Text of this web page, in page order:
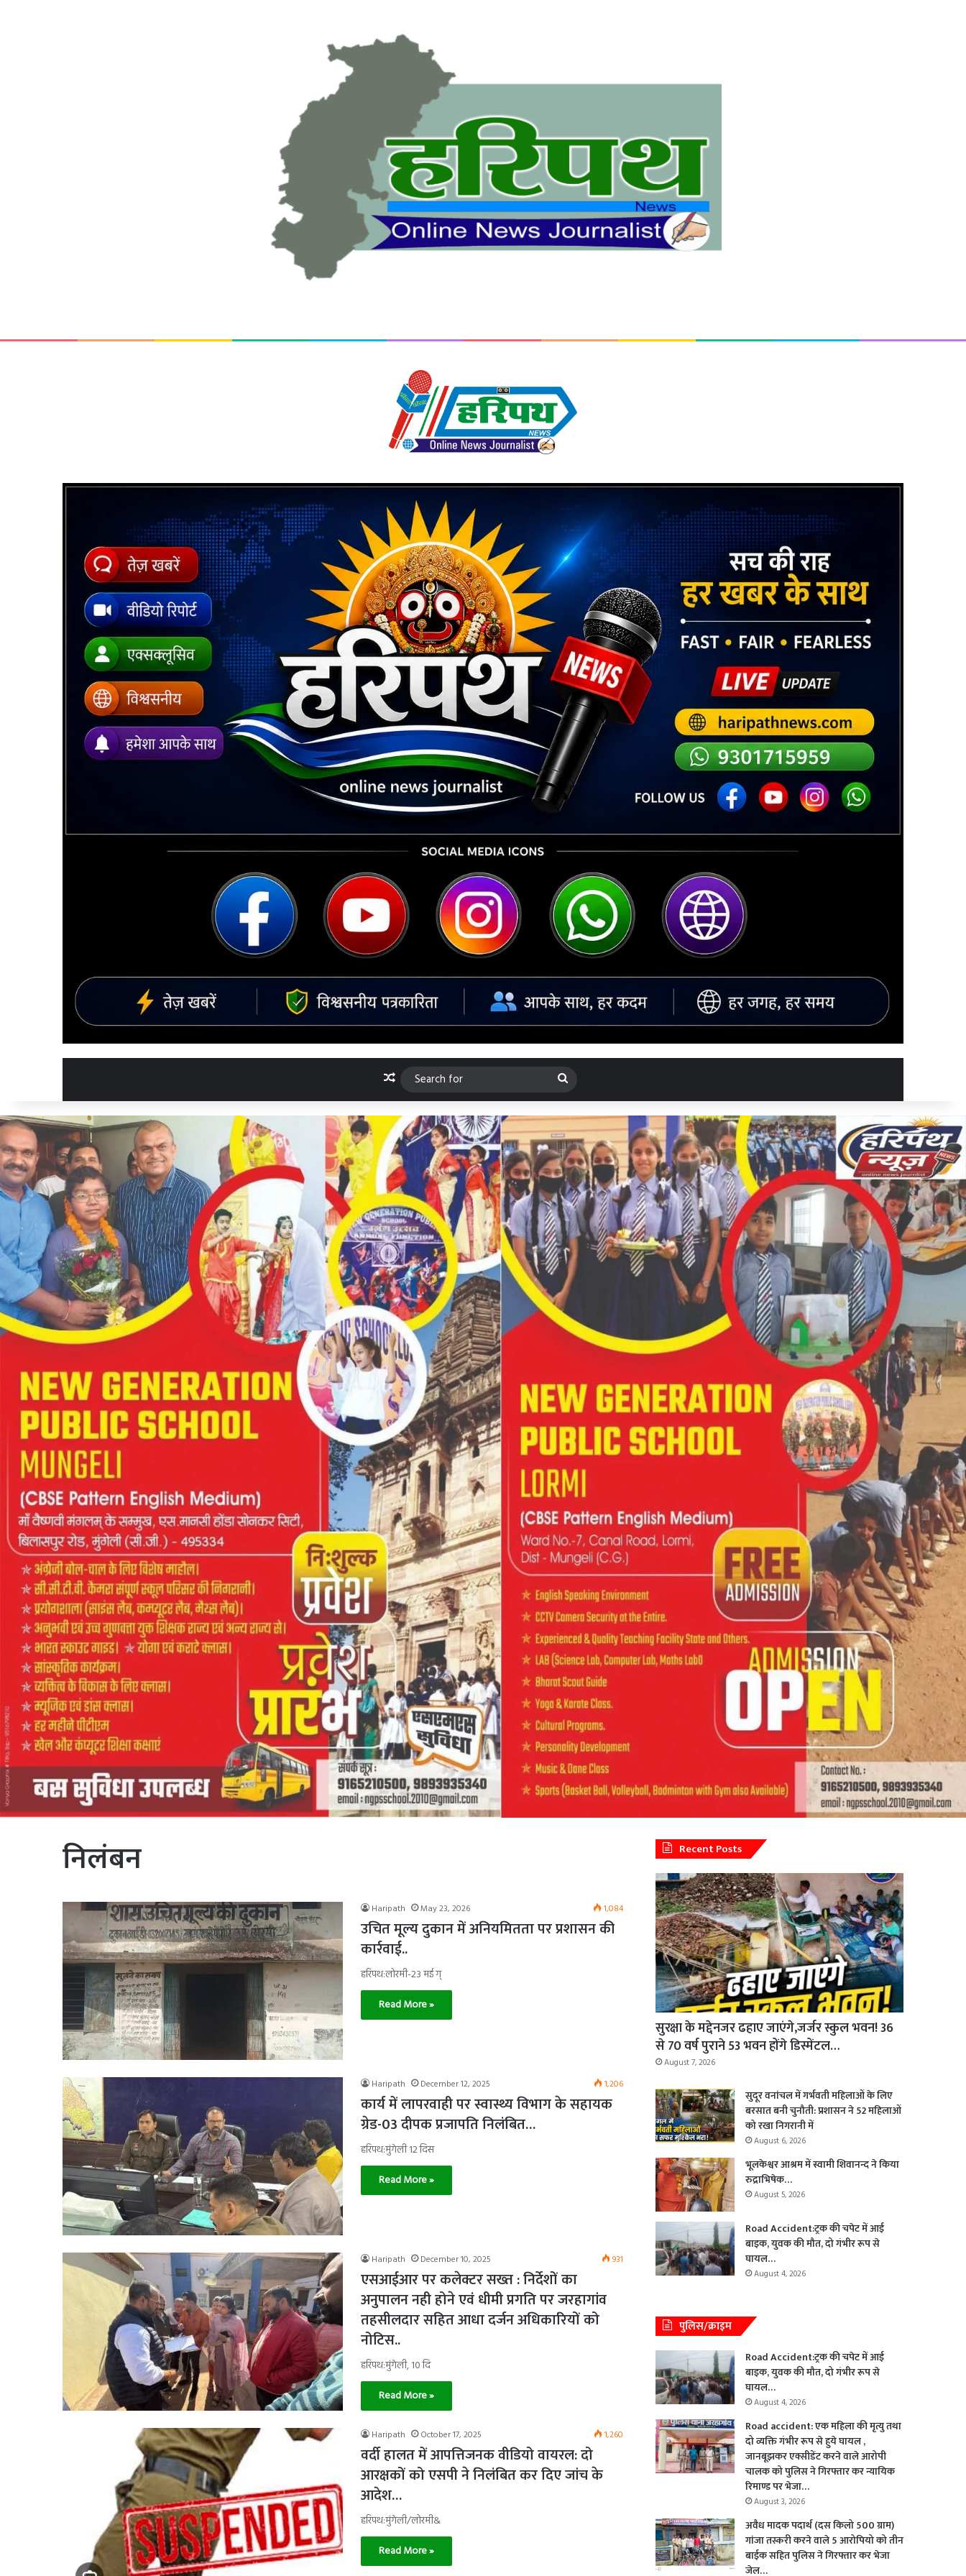
Random Article
Search
for
निलंबन
Haripath May 23, 2026 1,084
उचित मूल्य दुकान में अनियमितता पर प्रशासन की
कार्रवाई..
हरिपथ:लोरमी-23 मई ग्
Read More »
Haripath December 12, 2025 1,206
कार्य में लापरवाही पर स्वास्थ्य विभाग के सहायक
ग्रेड-03 दीपक प्रजापति निलंबित…
हरिपथ:मुंगेली 12 दिस
Read More »
Haripath December 10, 2025 931
एसआईआर पर कलेक्टर सख्त : निर्देशों का
अनुपालन नही होने एवं धीमी प्रगति पर जरहागांव
तहसीलदार सहित आधा दर्जन अधिकारियों को
नोटिस..
हरिपथ:मुंगेली, 10 दि
Read More »
Haripath October 17, 2025 1,260
वर्दी हालत में आपत्तिजनक वीडियो वायरल: दो
आरक्षकों को एसपी ने निलंबित कर दिए जांच के
आदेश…
हरिपथ:मुंगेली/लोरमी&
Read More »
Recent Posts
सुरक्षा के मद्देनजर ढहाए जाएंगे,जर्जर स्कुल भवन! 36
से 70 वर्ष पुराने 53 भवन होंगे डिस्मेंटल…
August 7, 2026
सुदूर वनांचल में गर्भवती महिलाओं के लिए
बरसात बनी चुनौती: प्रशासन ने 52 महिलाओं
को रखा निगरानी में
August 6, 2026
भूलकेश्वर आश्रम में स्वामी शिवानन्द ने किया
रुद्राभिषेक…
August 5, 2026
Road Accident:ट्रक की चपेट में आई
बाइक, युवक की मौत, दो गंभीर रूप से
घायल…
August 4, 2026
पुलिस/क्राइम
Road Accident:ट्रक की चपेट में आई
बाइक, युवक की मौत, दो गंभीर रूप से
घायल…
August 4, 2026
Road accident: एक महिला की मृत्यु तथा
दो व्यक्ति गंभीर रूप से हुये घायल ,
जानबूझकर एक्सीडेंट करने वाले आरोपी
चालक को पुलिस ने गिरफ्तार कर न्यायिक
रिमाण्ड पर भेजा…
August 3, 2026
अवैध मादक पदार्थ (दस किलो 500 ग्राम)
गांजा तस्करी करने वाले 5 आरोपियो को तीन
बाईक सहित पुलिस ने गिरफ्तार कर भेजा
जेल…